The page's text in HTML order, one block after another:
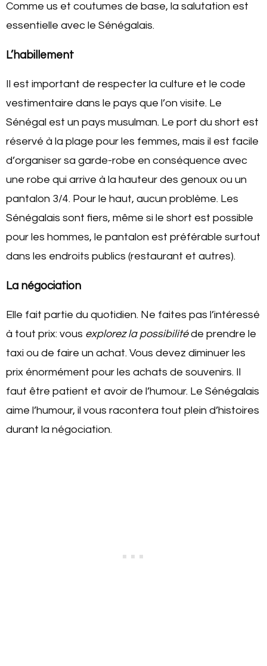
Comme us et coutumes de base, la salutation est
essentielle avec le Sénégalais.
L’habillement
Il est important de respecter la culture et le code
vestimentaire dans le pays que l’on visite. Le
Sénégal est un pays musulman. Le port du short est
réservé à la plage pour les femmes, mais il est facile
d’organiser sa garde-robe en conséquence avec
une robe qui arrive à la hauteur des genoux ou un
pantalon 3/4. Pour le haut, aucun problème. Les
Sénégalais sont fiers, même si le short est possible
pour les hommes, le pantalon est préférable surtout
dans les endroits publics (restaurant et autres).
La négociation
Elle fait partie du quotidien. Ne faites pas l’intéressé
à tout prix: vous explorez la possibilitéde prendre le
taxi ou de faire un achat. Vous devez diminuer les
prix énormément pour les achats de souvenirs. Il
faut être patient et avoir de l’humour. Le Sénégalais
aime l’humour, il vous racontera tout plein d’histoires
durant la négociation.